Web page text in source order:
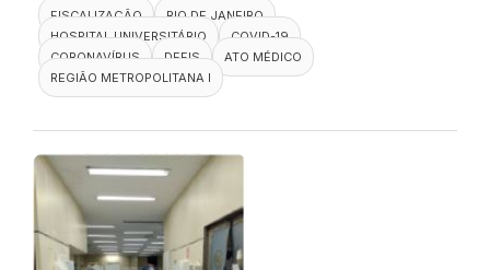
FISCALIZAÇÃO
RIO DE JANEIRO
HOSPITAL UNIVERSITÁRIO
COVID-19
CORONAVÍRUS
DEFIS
ATO MÉDICO
REGIÃO METROPOLITANA I